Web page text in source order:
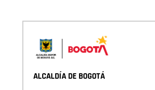
ALCALDÍA DE BOGOTÁ